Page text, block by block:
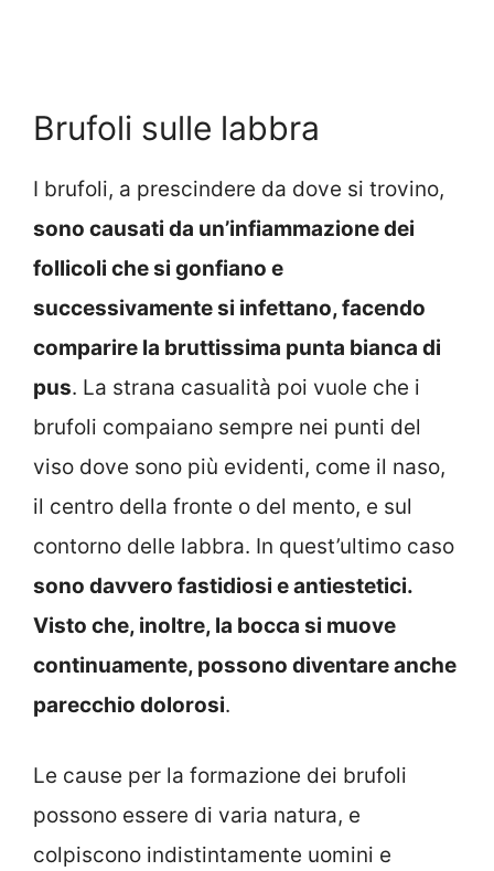
Brufoli sulle labbra
I brufoli, a prescindere da dove si trovino,
sono causati da un’infiammazione dei
follicoli che si gonfiano e
successivamente si infettano, facendo
comparire la bruttissima punta bianca di
pus. La strana casualità poi vuole che i
brufoli compaiano sempre nei punti del
viso dove sono più evidenti, come il naso,
il centro della fronte o del mento, e sul
contorno delle labbra. In quest’ultimo caso
sono davvero fastidiosi e antiestetici.
Visto che, inoltre, la bocca si muove
continuamente, possono diventare anche
parecchio dolorosi.
Le cause per la formazione dei brufoli
possono essere di varia natura, e
colpiscono indistintamente uomini e